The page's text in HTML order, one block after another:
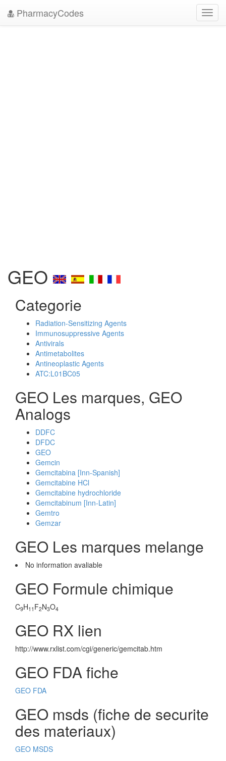
PharmacyCodes
GEO
Categorie
Radiation-Sensitizing Agents
Immunosuppressive Agents
Antivirals
Antimetabolites
Antineoplastic Agents
ATC:L01BC05
GEO Les marques, GEO
Analogs
DDFC
DFDC
GEO
Gemcin
Gemcitabina [Inn-Spanish]
Gemcitabine HCl
Gemcitabine hydrochloride
Gemcitabinum [Inn-Latin]
Gemtro
Gemzar
GEO Les marques melange
No information avaliable
GEO Formule chimique
C9H11 F2N3O4
GEO RX lien
http://www.rxlist.com/cgi/generic/gemcitab.htm
GEO FDA fiche
GEO FDA
GEO msds (fiche de securite
des materiaux)
GEO MSDS